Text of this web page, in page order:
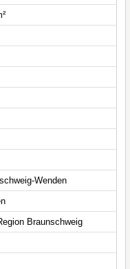
Wenden
Braunschweig